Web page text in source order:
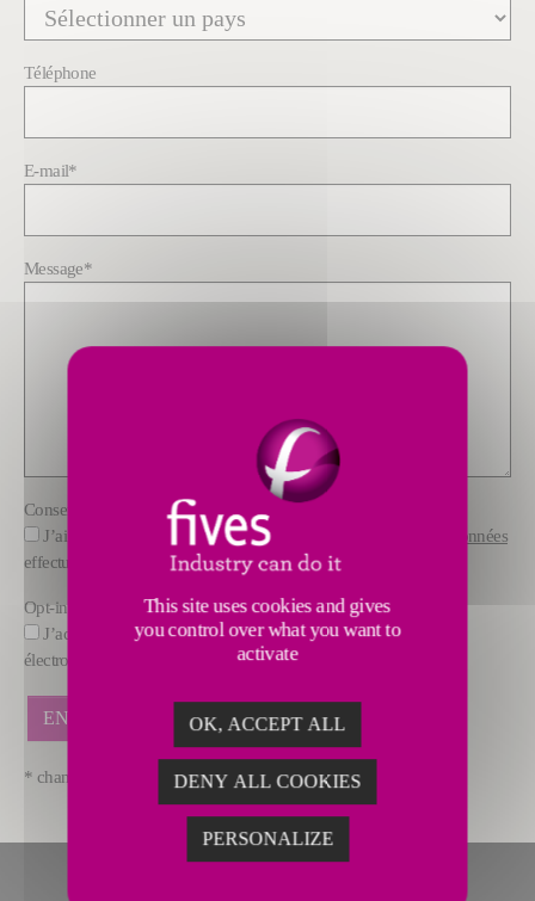
Téléphone
E-mail*
Message*
Consentement
J’ai pris connaissance des Informations sur
le traitement des données
effectué par FIVES
Opt-in
J’accepte de recevoir des offres commerciales par courrier
électronique de la part de FIVES.
* champs obligatoires
This site uses cookies and gives
you control over what you want to
activate
OK, ACCEPT ALL
DENY ALL COOKIES
PERSONALIZE